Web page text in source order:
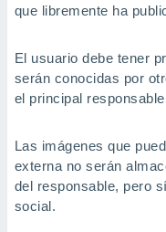
que libremente ha
El usuario debe tener
serán conocidas por
el principal
Las imágenes que
externa no serán
del responsable, pero
social.